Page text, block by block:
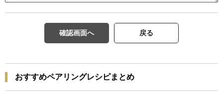
確認画面へ 戻る
おすすめペアリングレシピまとめ